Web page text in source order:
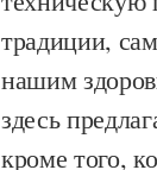
традиции,
нашим
здесь
кроме того,